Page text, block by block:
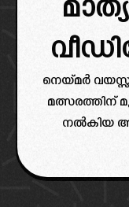
നെയ്മർ
മത്സരത്തിന്
നൽകിയ